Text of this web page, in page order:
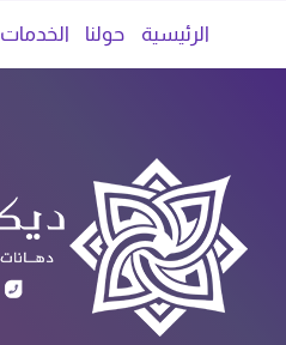
الرئيسية حولنا الخدمات